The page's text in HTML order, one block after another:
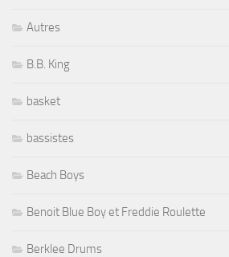
Autres
B.B. King
basket
bassistes
Beach Boys
Benoit Blue Boy et Freddie Roulette
Berklee Drums